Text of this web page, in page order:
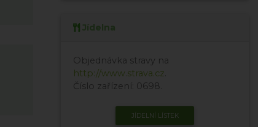
Jídelna
Objednávka stravy na
http://www.strava.cz
Číslo zařízení: 0698.
JÍDELNÍ LÍSTEK